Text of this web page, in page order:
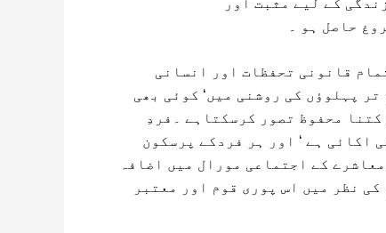
حاصل ہو ۔
قانونی تحفظات اور انسانی
پہلوﺅں کی روشنی میں‘ کوئی بھی
محفوظ تصور کرسکتاہے ۔فردِ
اکائی ہے ‘ اور ہر فردکے پرسکون
کے اجتماعی مورال میں اضافہ
نظر میں اس پوری قوم اور معتبر